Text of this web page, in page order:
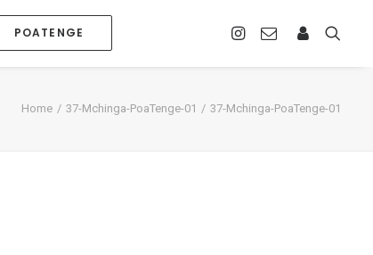
POATENGE
Home 37-Mchinga-PoaTenge-01 37-Mchinga-PoaTenge-01